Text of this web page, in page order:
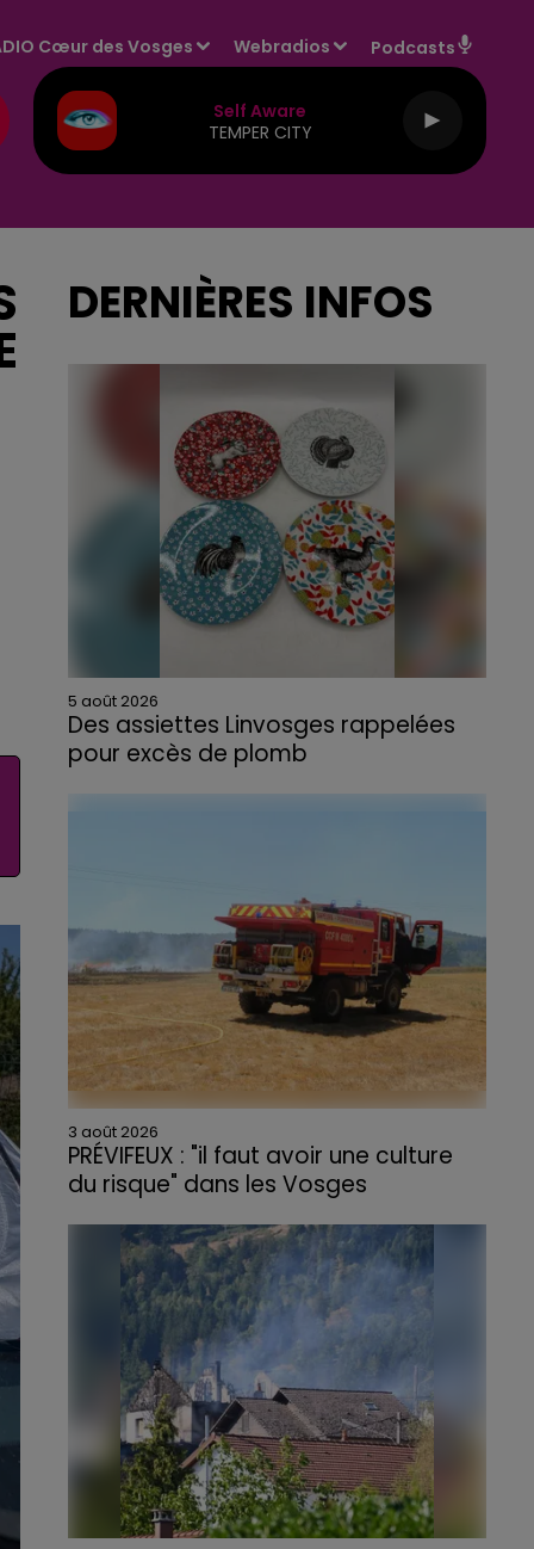
Cœur des Vosges Webradios Podcasts
Self Aware
TEMPER CITY
DERNIÈRES INFOS
5 août 2026
Des assiettes Linvosges rappelées
pour excès de plomb
3 août 2026
PRÉVIFEUX : "il faut avoir une culture
du risque" dans les Vosges